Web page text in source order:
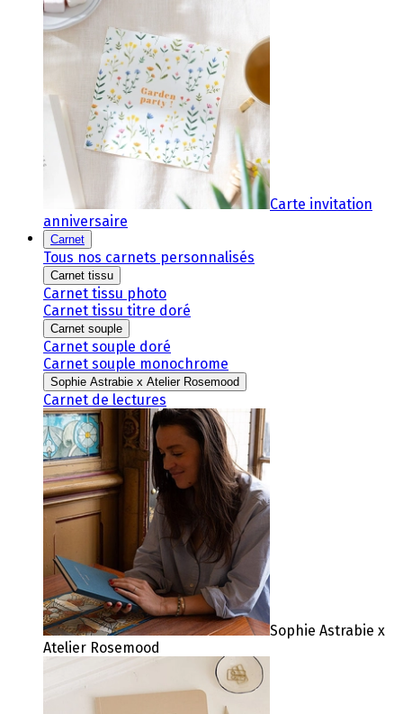
Carte invitation
anniversaire
Carnet
Tous nos carnets personnalisés
Carnet tissu
Carnet tissu photo
Carnet tissu titre doré
Carnet souple
Carnet souple doré
Carnet souple monochrome
Sophie Astrabie x Atelier Rosemood
Carnet de lectures
Sophie Astrabie x
Atelier Rosemood